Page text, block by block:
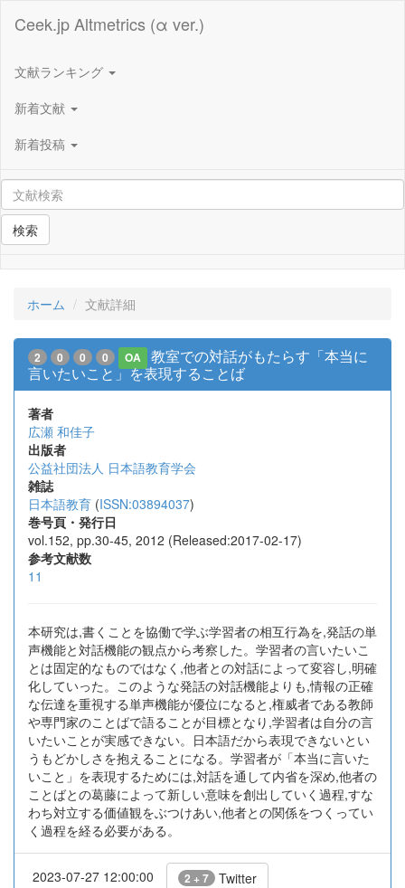
Ceek.jp Altmetrics (α ver.)
文献ランキング
新着文献
新着投稿
検索
ホーム 文献詳細
2 0 0 0 OA
教室での対話がもたらす「本当に
言いたいこと」を表現することば
著者
広瀬 和佳子
出版者
公益社団法人 日本語教育学会
雑誌
日本語教育 (ISSN:03894037)
巻号頁・発行日
vol.152, pp.30-45, 2012 (Released:2017-02-17)
参考文献数
11
本研究は,書くことを協働で学ぶ学習者の相互行為を,発話の単
声機能と対話機能の観点から考察した。学習者の言いたいこ
とは固定的なものではなく,他者との対話によって変容し,明確
化していった。このような発話の対話機能よりも,情報の正確
な伝達を重視する単声機能が優位になると,権威者である教師
や専門家のことばで語ることが目標となり,学習者は自分の言
いたいことが実感できない。日本語だから表現できないとい
うもどかしさを抱えることになる。学習者が「本当に言いた
いこと」を表現するためには,対話を通して内省を深め,他者の
ことばとの葛藤によって新しい意味を創出していく過程,すな
わち対立する価値観をぶつけあい,他者との関係をつくってい
く過程を経る必要がある。
2023-07-27 12:00:00 2 + 7 Twitter